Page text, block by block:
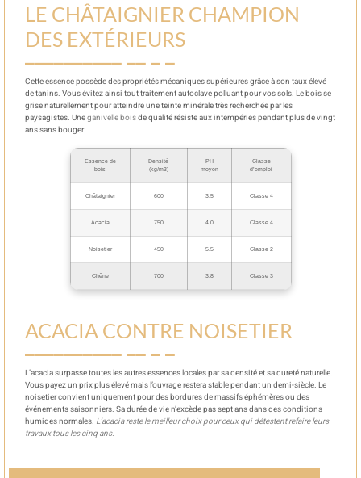
LE CHÂTAIGNIER CHAMPION
DES EXTÉRIEURS
Cette essence possède des propriétés mécaniques supérieures grâce à son taux élevé
de tanins. Vous évitez ainsi tout traitement autoclave polluant pour vos sols. Le bois se
grise naturellement pour atteindre une teinte minérale très recherchée par les
paysagistes. Uneganivelle boisde qualité résiste aux intempéries pendant plus de vingt
ans sans bouger.
Essence de
bois
Densité
(kg/m3)
PH
moyen
Classe
d’emploi
Châtaignier 600 3.5 Classe 4
Acacia 750 4.0 Classe 4
Noisetier 450 5.5 Classe 2
Chêne 700 3.8 Classe 3
ACACIA CONTRE NOISETIER
L’acacia surpasse toutes les autres essences locales par sa densité et sa dureté naturelle.
Vous payez un prix plus élevé mais l’ouvrage restera stable pendant un demi-siècle. Le
noisetier convient uniquement pour des bordures de massifs éphémères ou des
événements saisonniers. Sa durée de vie n’excède pas sept ans dans des conditions
humides normales. L’acacia reste le meilleur choix pour ceux qui détestent refaire leurs
travaux tous les cinq ans.